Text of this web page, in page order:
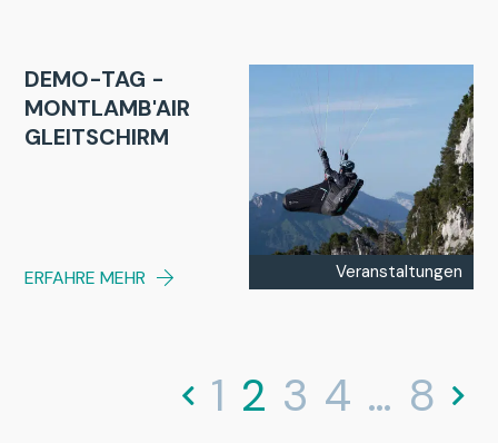
DEMO-TAG -
MONTLAMB'AIR
GLEITSCHIRM
ERFAHRE MEHR Veranstaltungen
1 2 3 4 … 8